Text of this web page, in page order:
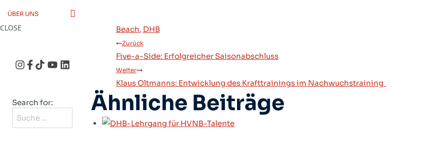
Beach, DHB
Beitragsnavigation
Zurück
Five-a-Side: Erfolgreicher Saisonabschluss
Weiter
Klaus Oltmanns: Entwicklung des Krafttrainings im Nachwuchstraining
Ähnliche Beiträge
ÜBER UNS
CLOSE
Search for: